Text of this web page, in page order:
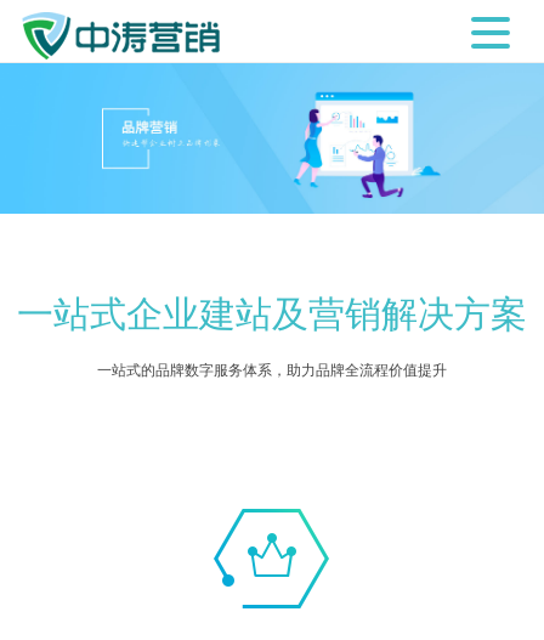
一站式企业建站及营销解决方案
一站式的品牌数字服务体系，助力品牌全流程价值提升